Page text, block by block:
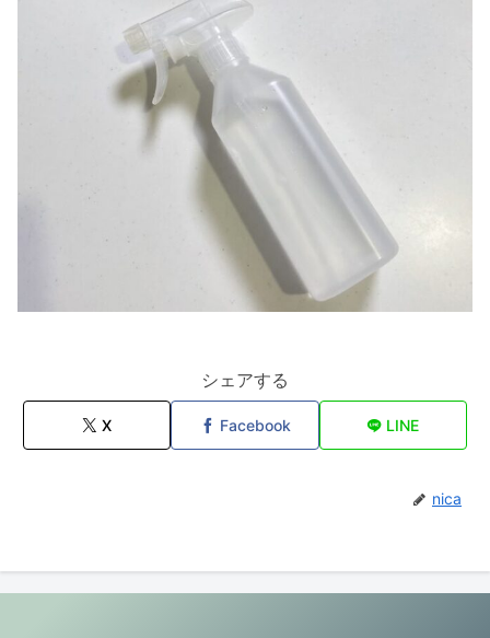
シェアする
X Facebook LINE
nica